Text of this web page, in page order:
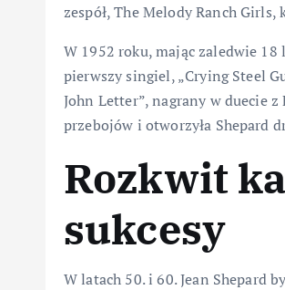
zespół, The Melody Ranch
W 1952 roku, mając zaledwie 18
pierwszy singiel, „Crying Steel
John Letter”, nagrany w duecie
przebojów i otworzyła Shepard
Rozkwit
sukcesy
W latach 50. i 60. Jean Shepard